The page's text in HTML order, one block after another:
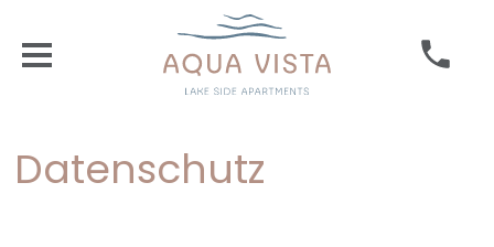
Datenschutz